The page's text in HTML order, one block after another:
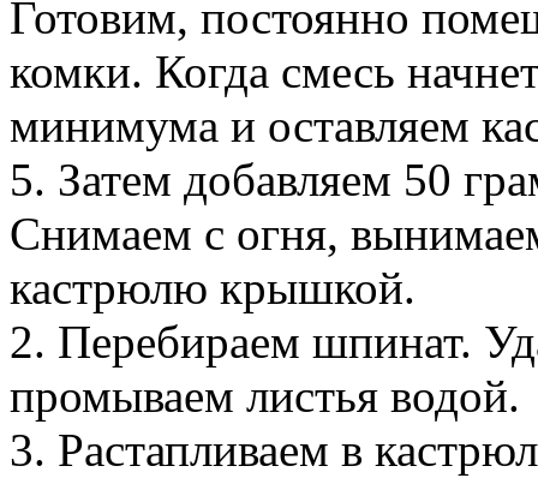
Готовим, постоянно
комки. Когда смесь
минимума и оставляем
5. Затем добавляем 50
Снимаем с огня,
кастрюлю крышкой.
2. Перебираем шпинат.
промываем листья водой.
3. Растапливаем в